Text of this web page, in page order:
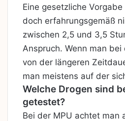
Eine gesetzliche
doch erfahrungsgemäß
zwischen 2,5 und 3,5
Anspruch. Wenn man bei
von der längeren
man meistens auf der
Welche Drogen sind
getestet?
Bei der MPU achtet man